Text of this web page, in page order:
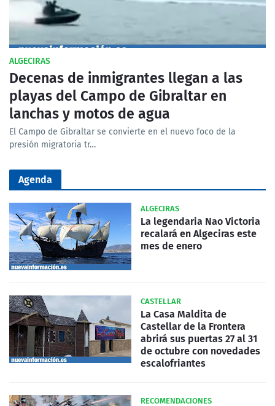
ALGECIRAS
Decenas de inmigrantes llegan a las
playas del Campo de Gibraltar en
lanchas y motos de agua
El Campo de Gibraltar se convierte en el nuevo foco de la
presión migratoria tr…
Agenda
ALGECIRAS
La legendaria Nao Victoria
recalará en Algeciras este
mes de enero
CASTELLAR
La Casa Maldita de
Castellar de la Frontera
abrirá sus puertas 27 al 31
de octubre con novedades
escalofriantes
RECOMENDACIONES